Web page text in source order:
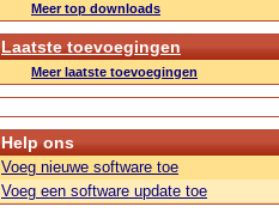
Meer top downloads
Laatste toevoegingen
Meer laatste toevoegingen
Help ons
Voeg nieuwe software toe
Voeg een software update toe